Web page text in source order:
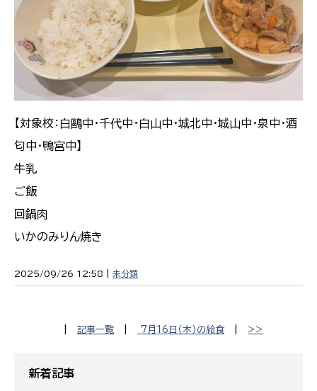
【対象校：白鷗中・千代中・白山中・城北中・城山中・泉中・酒
匂中・鴨宮中】
牛乳
ご飯
回鍋肉
いかのみりん焼き
2025/09/26 12:58 | 未分類
記事一覧 7月16日（木）の給食 >>
新着記事